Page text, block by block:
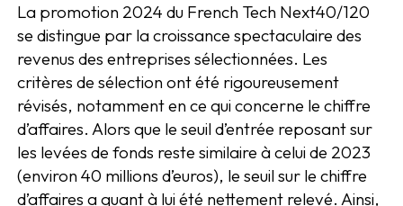
La promotion 2024 du French Tech Next40/120
se distingue par la croissance spectaculaire des
revenus des entreprises sélectionnées. Les
critères de sélection ont été rigoureusement
révisés, notamment en ce qui concerne le chiffre
d’affaires. Alors que le seuil d’entrée reposant sur
les levées de fonds reste similaire à celui de 2023
(environ 40 millions d’euros), le seuil sur le chiffre
d’affaires a quant à lui été nettement relevé. Ainsi,